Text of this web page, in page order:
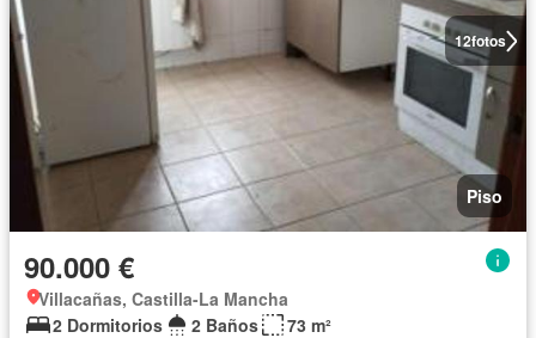
12fotos
Piso
90.000 €
Villacañas, Castilla-La Mancha
2 Dormitorios
2 Baños 73 m²